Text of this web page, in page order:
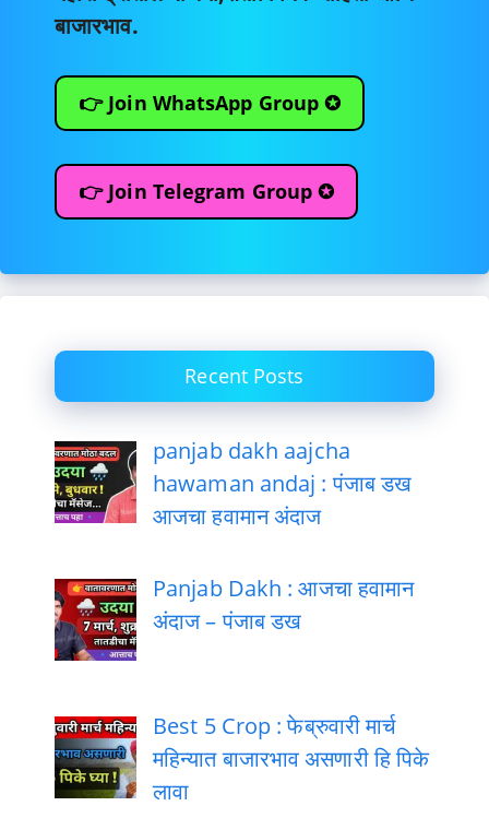
बाजारभाव.
👉 Join WhatsApp Group ✪
👉 Join Telegram Group ✪
Recent Posts
panjab dakh aajcha
hawaman andaj : पंजाब डख
आजचा हवामान अंदाज
Panjab Dakh : आजचा हवामान
अंदाज – पंजाब डख
Best 5 Crop : फेब्रुवारी मार्च
महिन्यात बाजारभाव असणारी हि पिके
लावा